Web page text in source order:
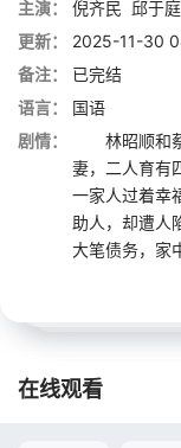
主演：
倪齐民 邱于庭
更新：
2025-11-30
备注：
已完结
语言：
国语
剧情：
林昭顺和蔡
妻，二人育有
一家人过着幸
助人，却遭人
大笔债务，家
在线观看